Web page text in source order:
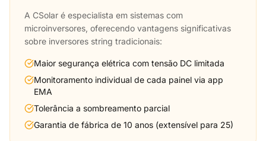
A CSolar é especialista em sistemas com
microinversores, oferecendo vantagens significativas
sobre inversores string tradicionais:
Maior segurança elétrica com tensão DC limitada
Monitoramento individual de cada painel via app
EMA
Tolerância a sombreamento parcial
Garantia de fábrica de 10 anos (extensível para 25)